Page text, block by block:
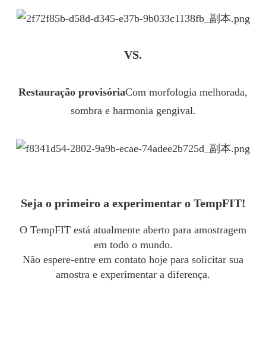
VS.
Restauração provisóriaCom morfologia melhorada,
sombra e harmonia gengival.
Seja o primeiro a experimentar o TempFIT!
O TempFIT está atualmente aberto para amostragem
em todo o mundo.
Não espere-entre em contato hoje para solicitar sua
amostra e experimentar a diferença.